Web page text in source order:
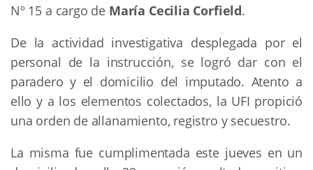
Nº 15 a cargo de María Cecilia Corfield.
De la actividad investigativa desplegada por el
personal de la instrucción, se logró dar con el
paradero y el domicilio del imputado. Atento a
ello y a los elementos colectados, la UFI propició
una orden de allanamiento, registro y secuestro.
La misma fue cumplimentada este jueves en un